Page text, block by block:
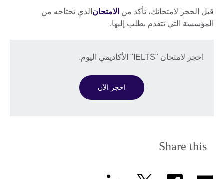
قبل الحجز لامتحانك، تأكد من الامتحان الذي تحتاجه من
المؤسسة التي تتقدم بطلب إليها.
احجز لامتحان "IELTS" الأكاديمي اليوم.
احجز الآن
Share this